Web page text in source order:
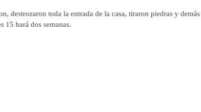
destrozaron toda la entrada de la casa, tiraron piedras y demás
15 hará dos semanas.